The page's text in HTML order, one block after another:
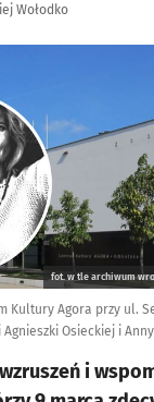
Wołodko
fot. w tle archiwum
Kultury Agora przy ul.
Osieckiej i
i